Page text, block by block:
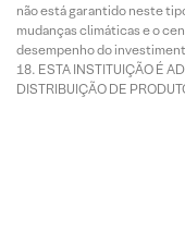
não está garantido neste
mudanças climáticas e o
desempenho do
ESTA INSTITUIÇÃO É
DISTRIBUIÇÃO DE